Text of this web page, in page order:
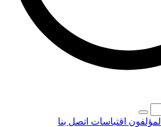
المؤلفون اقتباسات اتصل بنا